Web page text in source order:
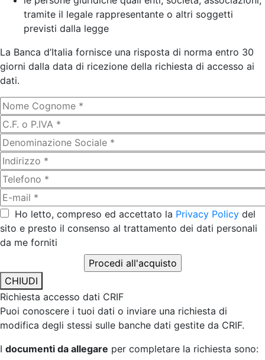
tramite il legale rappresentante o altri soggetti
previsti dalla legge
La Banca d’Italia fornisce una risposta di norma entro 30
giorni dalla data di ricezione della richiesta di accesso ai
dati.
Ho letto, compreso ed accettato la Privacy Policy del
sito e presto il consenso al trattamento dei dati personali
da me forniti
CHIUDI
Richiesta accesso dati CRIF
Puoi conoscere i tuoi dati o inviare una richiesta di
modifica degli stessi sulle banche dati gestite da CRIF.
I documenti da allegare per completare la richiesta sono: